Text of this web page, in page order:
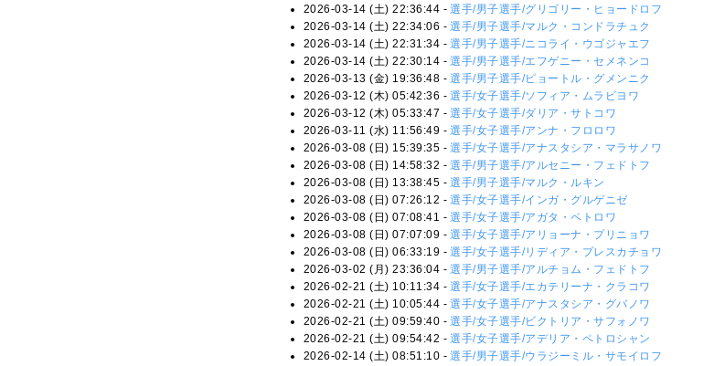
2026-03-14 (土) 22:36:44 -選手/男子選手/グリゴリー・ヒョードロフ
2026-03-14 (土) 22:34:06 -選手/男子選手/マルク・コンドラチュク
2026-03-14 (土) 22:31:34 -選手/男子選手/ニコライ・ウゴジャエフ
2026-03-14 (土) 22:30:14 -選手/男子選手/エフゲニー・セメネンコ
2026-03-13 (金) 19:36:48 -選手/男子選手/ピョートル・グメンニク
2026-03-12 (木) 05:42:36 -選手/女子選手/ソフィア・ムラビヨワ
2026-03-12 (木) 05:33:47 -選手/女子選手/ダリア・サトコワ
2026-03-11 (水) 11:56:49 -選手/女子選手/アンナ・フロロワ
2026-03-08 (日) 15:39:35 -選手/女子選手/アナスタシア・マラサノワ
2026-03-08 (日) 14:58:32 -選手/男子選手/アルセニー・フェドトフ
2026-03-08 (日) 13:38:45 -選手/男子選手/マルク・ルキン
2026-03-08 (日) 07:26:12 -選手/女子選手/インガ・グルゲニゼ
2026-03-08 (日) 07:08:41 -選手/女子選手/アガタ・ペトロワ
2026-03-08 (日) 07:07:09 -選手/女子選手/アリョーナ・プリニョワ
2026-03-08 (日) 06:33:19 -選手/女子選手/リディア・プレスカチョワ
2026-03-02 (月) 23:36:04 -選手/男子選手/アルチョム・フェドトフ
2026-02-21 (土) 10:11:34 -選手/女子選手/エカテリーナ・クラコワ
2026-02-21 (土) 10:05:44 -選手/女子選手/アナスタシア・グバノワ
2026-02-21 (土) 09:59:40 -選手/女子選手/ビクトリア・サフォノワ
2026-02-21 (土) 09:54:42 -選手/女子選手/アデリア・ペトロシャン
2026-02-14 (土) 08:51:10 -選手/男子選手/ウラジーミル・サモイロフ